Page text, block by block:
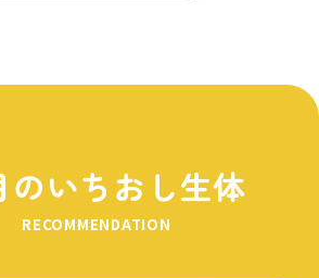
のいちおし生体
RECOMMENDATION